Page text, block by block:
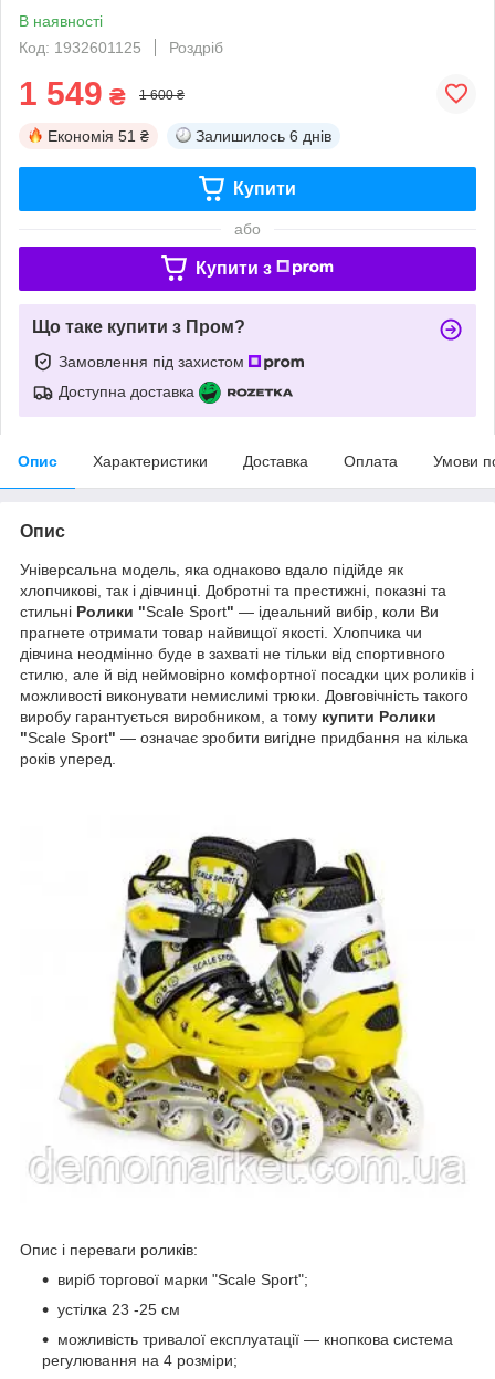
В наявності
Код: 1932601125
Роздріб
1 549 ₴ 1 600 ₴
Економія 51 ₴ Залишилось 6 днів
Купити
або
Купити з
Що таке купити з Пром?
Замовлення під захистом
Доступна доставка
Опис Характеристики Доставка Оплата Умови
Опис
Універсальна модель, яка однаково вдало підійде як
хлопчикові, так і дівчинці. Добротні та престижні, показні та
стильні Ролики "Scale Sport" — ідеальний вибір, коли Ви
прагнете отримати товар найвищої якості. Хлопчика чи
дівчина неодмінно буде в захваті не тільки від спортивного
стилю, але й від неймовірно комфортної посадки цих роликів і
можливості виконувати немислимі трюки. Довговічність такого
виробу гарантується виробником, а тому купити Ролики
"Scale Sport" — означає зробити вигідне придбання на кілька
років уперед.
Опис і переваги роликів:
виріб торгової марки "Scale Sport";
устілка 23 -25 см
можливість тривалої експлуатації — кнопкова система
регулювання на 4 розміри;